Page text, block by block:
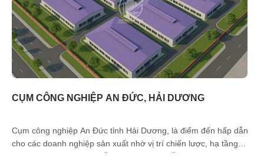
CỤM CÔNG NGHIỆP AN ĐỨC, HẢI DƯƠNG
Cụm công nghiệp An Đức tỉnh Hải Dương, là điểm đến hấp dẫn
cho các doanh nghiệp sản xuất nhờ vị trí chiến lược, hạ tầng